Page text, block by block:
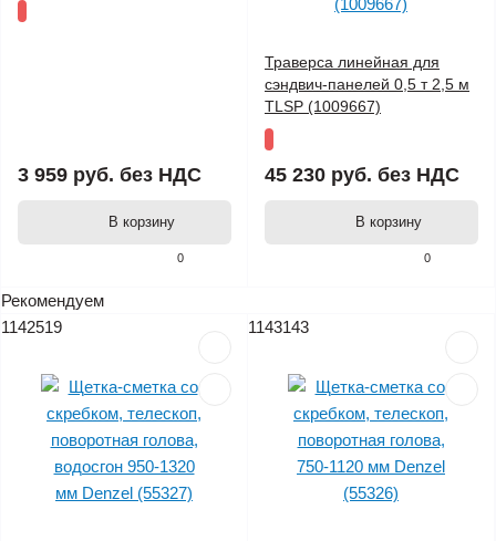
0
3 959 руб. без НДС
В корзину
0
Траверса линейная для
сэндвич-панелей 0,5 т 2,5 м
TLSP (1009667)
45 230 руб. без НДС
В корзину
Рекомендуем
1142519
1143143